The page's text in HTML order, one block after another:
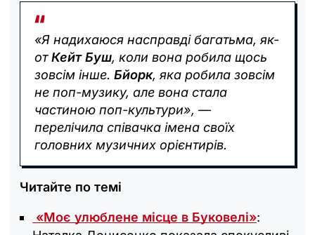
«Я надихаюся насправді багатьма, як-
отКейт Буш, коли вона робила щось
зовсім інше. Бйорк, яка робила зовсім
не поп-музику, але вона стала
частиною поп-культури», —
перелічила співачка імена своїх
головних музичних орієнтирів.
Читайте по темі
«Моє улюблене місце в Буковелі»: